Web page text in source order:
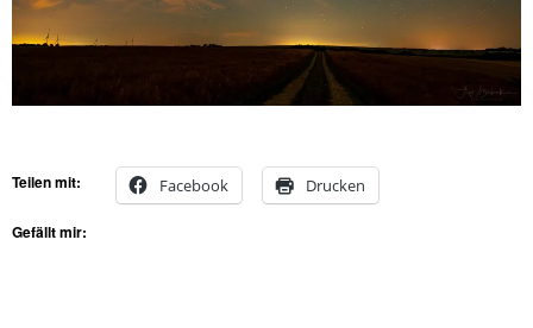
Teilen mit: Facebook Drucken
Gefällt mir: